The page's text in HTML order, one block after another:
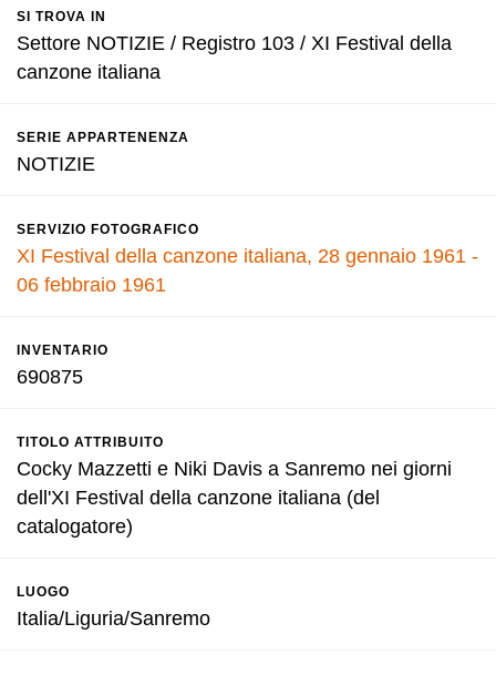
SI TROVA IN
Settore NOTIZIE / Registro 103 / XI Festival della
canzone italiana
SERIE APPARTENENZA
NOTIZIE
SERVIZIO FOTOGRAFICO
XI Festival della canzone italiana, 28 gennaio 1961 -
06 febbraio 1961
INVENTARIO
690875
TITOLO ATTRIBUITO
Cocky Mazzetti e Niki Davis a Sanremo nei giorni
dell'XI Festival della canzone italiana (del
catalogatore)
LUOGO
Italia/Liguria/Sanremo